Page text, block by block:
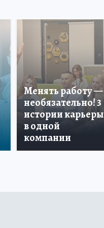
Менять работу —
необязательно! 3
истории карьеры
в одной
компании